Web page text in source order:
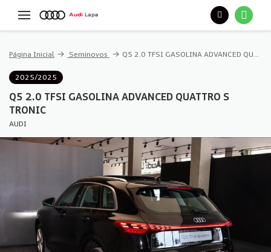
Página Inicial Seminovos Q5 2.0 TFSI GASOLINA ADVANCED QUATTRO S TRONIC
2025/2025
Q5 2.0 TFSI GASOLINA ADVANCED QUATTRO S
TRONIC
AUDI